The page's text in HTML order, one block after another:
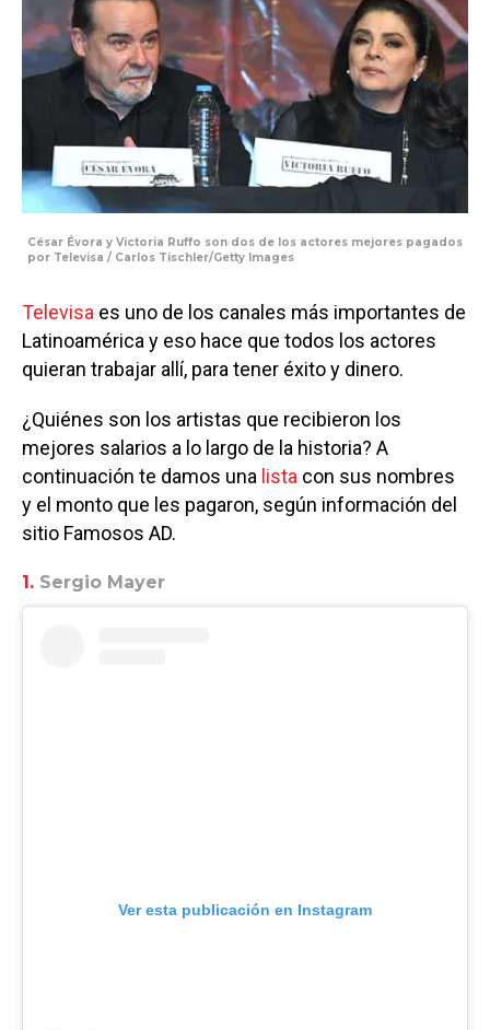
César Évora y Victoria Ruffo son dos de los actores mejores pagados
por Televisa / Carlos Tischler/Getty Images
Televisa es uno de los canales más importantes de
Latinoamérica y eso hace que todos los actores
quieran trabajar allí, para tener éxito y dinero.
¿Quiénes son los artistas que recibieron los
mejores salarios a lo largo de la historia? A
continuación te damos una lista con sus nombres
y el monto que les pagaron, según información del
sitio Famosos AD.
1. Sergio Mayer
Ver esta publicación en Instagram